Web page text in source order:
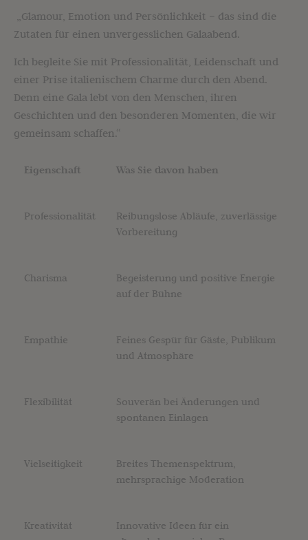
„Glamour, Emotion und Persönlichkeit – das sind die
Zutaten für einen unvergesslichen Galaabend.
Ich begleite Sie mit Professionalität, Leidenschaft und
einer Prise italienischem Charme durch den Abend.
Denn eine Gala lebt von den Menschen, ihren
Geschichten und den besonderen Momenten, die wir
gemeinsam schaffen.“
Eigenschaft Was Sie davon haben
Professionalität
Reibungslose Abläufe, zuverlässige
Vorbereitung
Charisma
Begeisterung und positive Energie
auf der Bühne
Empathie
Feines Gespür für Gäste, Publikum
und Atmosphäre
Flexibilität
Souverän bei Änderungen und
spontanen Einlagen
Vielseitigkeit
Breites Themenspektrum,
mehrsprachige Moderation
Kreativität
Innovative Ideen für ein